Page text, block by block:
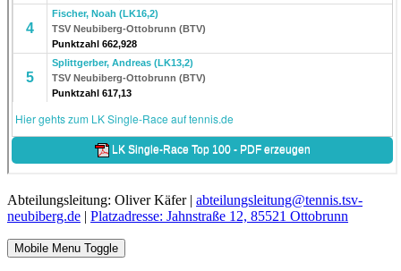
Abteilungsleitung: Oliver Käfer | abteilungsleitung@tennis.tsv-
neubiberg.de | Platzadresse: Jahnstraße 12, 85521 Ottobrunn
Mobile Menu Toggle